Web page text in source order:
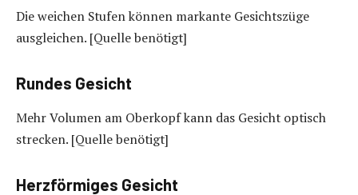
Die weichen Stufen können markante Gesichtszüge
ausgleichen. [Quelle benötigt]
Rundes Gesicht
Mehr Volumen am Oberkopf kann das Gesicht optisch
strecken. [Quelle benötigt]
Herzförmiges Gesicht